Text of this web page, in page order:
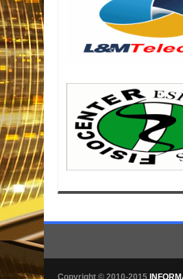
Copyright © 2010-2015